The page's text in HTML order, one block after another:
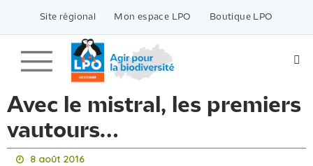
contenu
Site régional Mon espace LPO Boutique LPO
Avec le mistral, les premiers
vautours…
8 août 2016